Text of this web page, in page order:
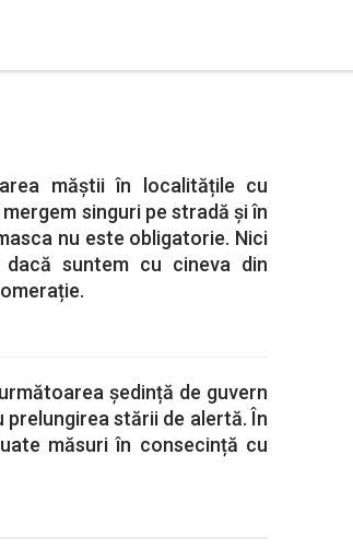
măștii în localitățile cu
singuri pe stradă și în
nu este obligatorie. Nici
suntem cu cineva din
ședință de guvern
stării de alertă. În
măsuri în consecință cu